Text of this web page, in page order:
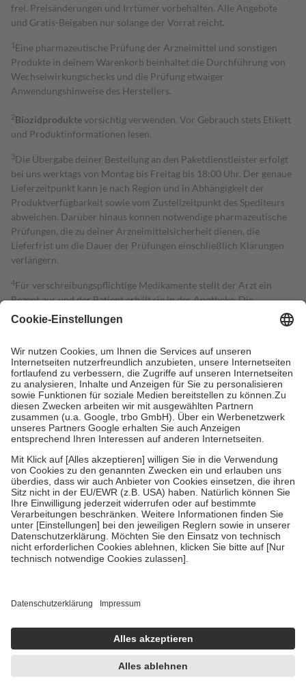
frei. Preisänderungen und Irrtümer vorbehalten. Alle Angebote
und Gratis-Beigaben nur solange der Vorrat reicht.
1 Eine pharmazeutische Prüfung der Arzneimittel und sonstigen
Produkte in deinem Warenkorb beinhaltet die Durchführung von
Wechselwirkungschecks und die Prüfung etwaiger
Anwendungshinweise des Herstellers.
2Biozidproduktevorsichtig verwenden. Vor Gebrauch stets Etikett
und Produktinformationen lesen.
3Die Übergabe deiner Bestellung an den Paketdienstleister erfolgt
bei uns werktags von Montag bis Freitag bis 18:00 Uhr. Der genaue
Lieferzeitpunkt kann je nach Region und in Abhängigkeit der
Produktverfügbarkeit sowie vom Zustellzeitpunkt des Spediteurs
abweichen. Darüber hinaus können notwendige pharmazeutische
Prüfungen, die zu deiner Arzneimittelsicherheit dienen, die
Lieferfrist um die Dauer der Prüfungen einschließlich Klärungen
verlängern.
4Für verschreibungspflichtige Medikamente stellt der Arzt ein
Rezept aus und der Patient erhält sie in der Apotheke. Die
gesetzliche Krankenversicherung übernimmt in der Regel die
Kosten dafür, der Versicherte trägt einen Teil davon als Zuzahlung
Grundsätzlich leisten Mitglieder Zuzahlungen in Höhe von zehn
Prozent des Abgabepreises,mindestens jedochfünf Euround
höchstens zehn Euro.Es sind jedoch nie mehr als die tatsächlichen
Kosten der Leistung zu entrichten.
Diese Regeln gelten grundsätzlich auch für Online-Apotheken.
Bei Heilmitteln und häuslicher Krankenpflege beträgt die
Zuzahlung zehn Prozent der Kosten sowie zehn Euro je
Verordnung.
Um das Engagement der Versicherten für ihre eigene Gesundheit zu
stärken und die besondere Stellung der Familie zu unterstützen,
fallenkeine Zuzahlungenan bei:
• Kindern und Jugendlichen bis zum vollendeten 18. Lebensjahr
mit Ausnahme der Fahrkosten
• Untersuchungen zur Vorsorge und Früherkennung, die von der
GKV getragen werden
Einholung von Bewertungen. Trusted Shops hat Maßnahmen
getroffen, um sicherzustellen, dass es sich um echte Bewertungen
handelt. Mehr Informationen findest du hier:
https://help.etrusted.com/hc/de/articles/4419944605341